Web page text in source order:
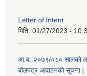
Letter of Intent
मिति: 01/27/2023 -
आ.व. २०७९/०८० सालको
बोलपत्र आवाहनको सूचना |